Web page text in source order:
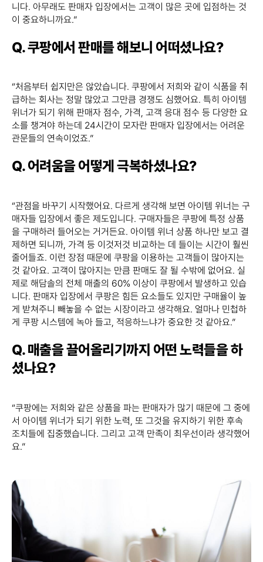
니다. 아무래도 판매자 입장에서는 고객이 많은 곳에 입점하는 것
이 중요하니까요.”
Q. 쿠팡에서 판매를 해보니 어떠셨나요?
“처음부터 쉽지만은 않았습니다. 쿠팡에서 저희와 같이 식품을 취
급하는 회사는 정말 많았고 그만큼 경쟁도 심했어요. 특히 아이템
위너가 되기 위해 판매자 점수, 가격, 고객 응대 점수 등 다양한 요
소를 챙겨야 하는데 24시간이 모자란 판매자 입장에서는 어려운
관문들의 연속이었죠.”
Q. 어려움을 어떻게 극복하셨나요?
“관점을 바꾸기 시작했어요. 다르게 생각해 보면 아이템 위너는 구
매자들 입장에서 좋은 제도입니다. 구매자들은 쿠팡에 특정 상품
을 구매하러 들어오는 거거든요. 아이템 위너 상품 하나만 보고 결
제하면 되니까, 가격 등 이것저것 비교하는 데 들이는 시간이 훨씬
줄어들죠. 이런 장점 때문에 쿠팡을 이용하는 고객들이 많아지는
것 같아요. 고객이 많아지는 만큼 판매도 잘 될 수밖에 없어요. 실
제로 해담솔의 전체 매출의 60% 이상이 쿠팡에서 발생하고 있습
니다. 판매자 입장에서 쿠팡은 힘든 요소들도 있지만 구매율이 높
게 받쳐주니 빼놓을 수 없는 시장이라고 생각해요. 얼마나 민첩하
게 쿠팡 시스템에 녹아 들고, 적응하느냐가 중요한 것 같아요.”
Q. 매출을 끌어올리기까지 어떤 노력들을 하
셨나요?
“쿠팡에는 저희와 같은 상품을 파는 판매자가 많기 때문에 그 중에
서 아이템 위너가 되기 위한 노력, 또 그것을 유지하기 위한 후속
조치들에 집중했습니다. 그리고 고객 만족이 최우선이라 생각했어
요.”